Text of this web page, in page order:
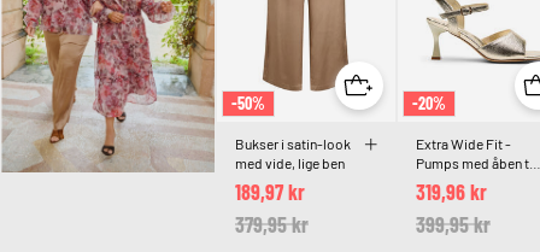
-50%
Bukser i satin-look
med vide, lige ben
Price reduced from
379,95 kr
189,97 kr
-20%
Extra Wide Fit -
Pumps med åben tå
og firkantet snude
Price reduced
399,95 krto
319,96 kr